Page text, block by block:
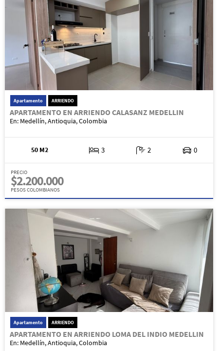
Apartamento ARRIENDO
APARTAMENTO EN ARRIENDO CALASANZ MEDELLIN
En: Medellín, Antioquia, Colombia
50 M2 3 2 0
PRECIO
$2.200.000
PESOS COLOMBIANOS
Apartamento ARRIENDO
APARTAMENTO EN ARRIENDO LOMA DEL INDIO MEDELLIN
En: Medellín, Antioquia, Colombia